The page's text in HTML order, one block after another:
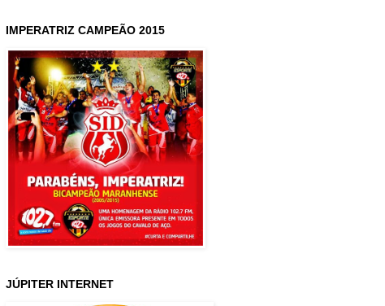
IMPERATRIZ CAMPEÃO 2015
JÚPITER INTERNET